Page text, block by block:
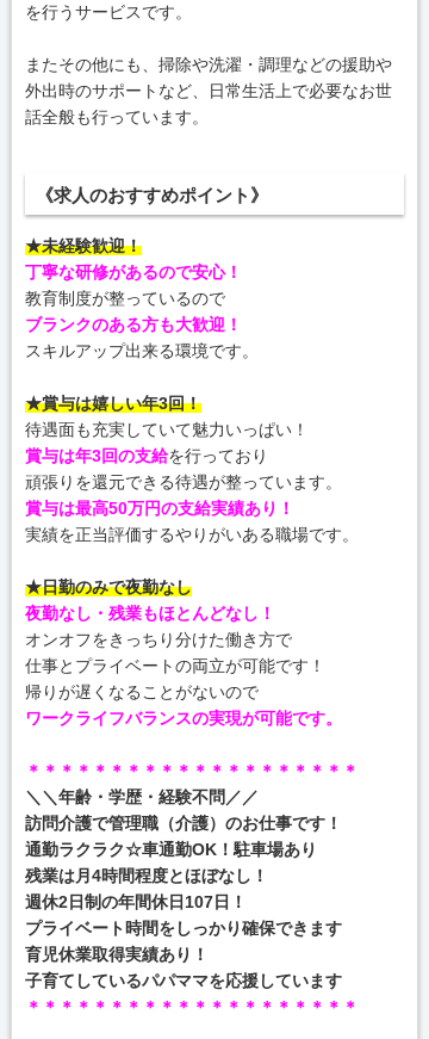
を行うサービスです。
またその他にも、掃除や洗濯・調理などの援助や
外出時のサポートなど、日常生活上で必要なお世
話全般も行っています。
《求人のおすすめポイント》
★未経験歓迎！
丁寧な研修があるので安心！
教育制度が整っているので
ブランクのある方も大歓迎！
スキルアップ出来る環境です。
★賞与は嬉しい年3回！
待遇面も充実していて魅力いっぱい！
賞与は年3回の支給を行っており
頑張りを還元できる待遇が整っています。
賞与は最高50万円の支給実績あり！
実績を正当評価するやりがいある職場です。
★日勤のみで夜勤なし
夜勤なし・残業もほとんどなし！
オンオフをきっちり分けた働き方で
仕事とプライベートの両立が可能です！
帰りが遅くなることがないので
ワークライフバランスの実現が可能です。
＊＊＊＊＊＊＊＊＊＊＊＊＊＊＊＊＊＊＊＊
＼＼年齢・学歴・経験不問／／
訪問介護で管理職（介護）のお仕事です！
通勤ラクラク☆車通勤OK！駐車場あり
残業は月4時間程度とほぼなし！
週休2日制の年間休日107日！
プライベート時間をしっかり確保できます
育児休業取得実績あり！
子育てしているパパママを応援しています
＊＊＊＊＊＊＊＊＊＊＊＊＊＊＊＊＊＊＊＊